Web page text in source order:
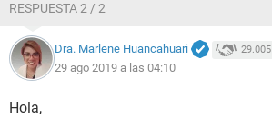
RESPUESTA 2 / 2
Dra. Marlene Huancahuari 29.005
29 ago 2019 a las 04:10
Hola,